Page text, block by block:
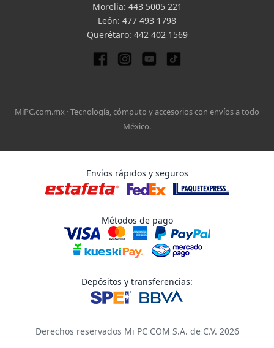
Morelia: 443 5005 221
León: 477 493 1798
Querétaro: 442 402 1569
MiPC.com.mx · Tecnología, cómputo y accesorios con envíos a todo
México.
Envíos rápidos y seguros
Métodos de pago
Depósitos y transferencias:
Derechos reservados Mi PC COM S.A. de C.V. 2026